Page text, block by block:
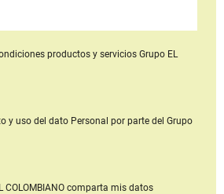
productos y serviciosGrupo EL
y uso del dato Personal por parte del Grupo
COLOMBIANOcomparta mis datos